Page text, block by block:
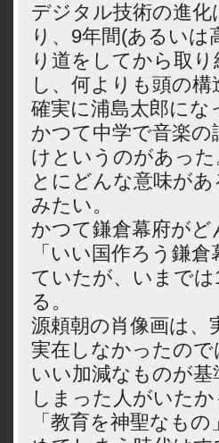
デジタル技術の進
り、9年間(あるいは
り道をしてから取
し、何よりも頭の
確実に浦島太郎にな
かつて中学で音楽
けというのがあっ
とにどんな意味が
みたい。
かつて鎌倉幕府が
「いい国作ろう鎌
ていたが、いまで
る。
源頼朝の肖像画は、
実在しなかったの
いい加減なものが
しまった人がいた
「教育を神聖なも